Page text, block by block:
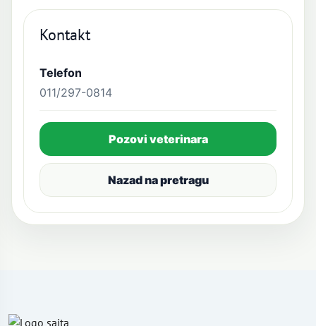
Kontakt
Telefon
011/297-0814
Pozovi veterinara
Nazad na pretragu